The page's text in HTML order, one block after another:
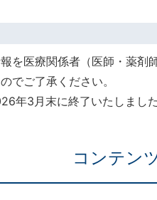
を医療関係者（医師・薬剤
でご了承ください。
年3月末に終了いたしました
コンテン